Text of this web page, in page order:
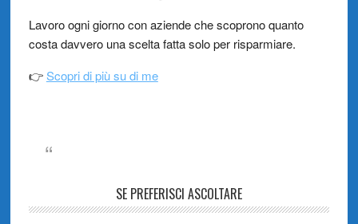
Lavoro ogni giorno con aziende che scoprono quanto
costa davvero una scelta fatta solo per risparmiare.
👉Scopri di più su di me
SE PREFERISCI ASCOLTARE